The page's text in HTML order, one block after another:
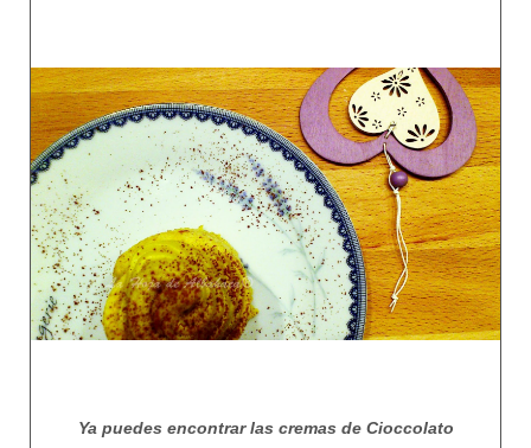
Ya puedes encontrar las cremas de Cioccolato